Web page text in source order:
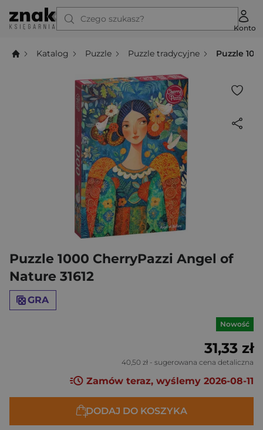
Czego szukasz?
Konto
Katalog Puzzle Puzzle tradycyjne Puzzle
Puzzle 1000 CherryPazzi Angel of
Nature 31612
GRA
Nowość
31,33 zł
40,50 zł - sugerowana cena detaliczna
Zamów teraz, wyślemy 2026-08-11
DODAJ DO KOSZYKA